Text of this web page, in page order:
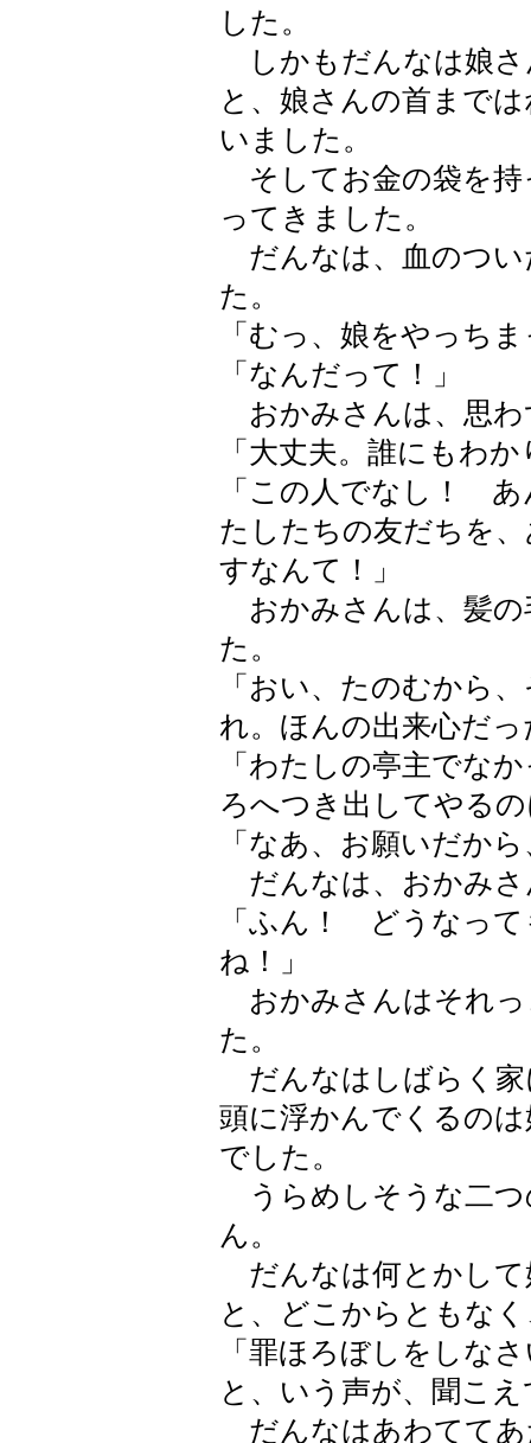
した。
しかもだんなは娘さ
と、娘さんの首まで
いました。
そしてお金の袋を持
ってきました。
だんなは、血のつい
た。
「むっ、娘をやっち
「なんだって！」
おかみさんは、思わ
「大丈夫。誰にもわ
「この人でなし！
たしたちの友だちを
すなんて！」
おかみさんは、髪の
た。
「おい、たのむから
れ。ほんの出来心だ
「わたしの亭主でな
ろへつき出してやる
「なあ、お願いだか
だんなは、おかみさ
「ふん！ どうなっ
ね！」
おかみさんはそれっ
た。
だんなはしばらく家
頭に浮かんでくるの
でした。
うらめしそうな二つ
ん。
だんなは何とかして
と、どこからともな
「罪ほろぼしをしな
と、いう声が、聞こ
だんなはあわててあ